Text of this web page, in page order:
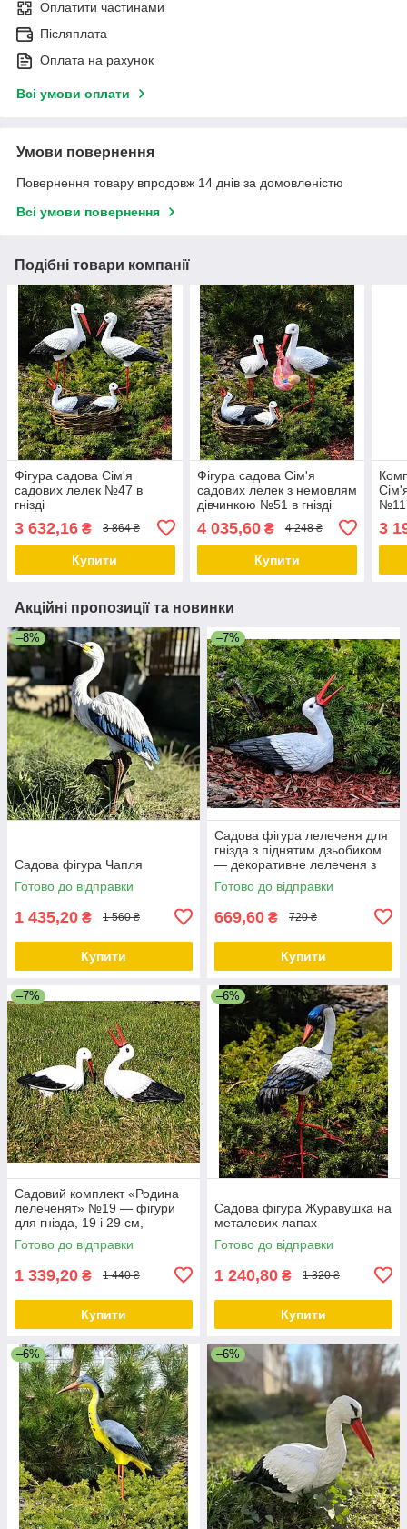
Оплатити частинами
Післяплата
Оплата на рахунок
Всі умови оплати
Умови повернення
Повернення товару впродовж 14 днів за домовленістю
Всі умови повернення
Подібні товари компанії
Фігура садова Сім'я
садових лелек №47 в
гнізді
3 632,16 ₴ 3 864 ₴
Купити
Фігура садова Сім'я
садових лелек з немовлям
дівчинкою №51 в гнізді
4 035,60₴ 4 248 ₴
Купити
із
3
Акційні пропозиції та новинки
–8%
Cадова фігура Чапля
Готово до відправки
1 435,20 ₴ 1 560 ₴
Купити
–7%
Садова фігура лелеченя для
гнізда з піднятим дзьобиком
— декоративне лелеченя з
полістоуну, 29×11×32 см
Готово до відправки
669,60 ₴ 720 ₴
Купити
–7%
Садовий комплект «Родина
лелеченят» №19 — фігури
для гнізда, 19 і 29 см,
полістоун
Готово до відправки
1 339,20 ₴ 1 440 ₴
Купити
–6%
Садова фігура Журавушка на
металевих лапах
Готово до відправки
1 240,80 ₴ 1 320 ₴
Купити
–6% –6%